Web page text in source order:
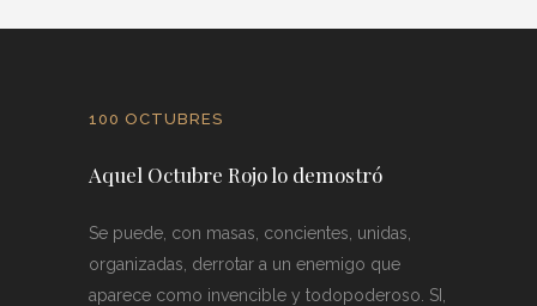
100 OCTUBRES
Aquel Octubre Rojo lo demostró
Se puede, con masas, concientes, unidas,
organizadas, derrotar a un enemigo que
aparece como invencible y todopoderoso. SI,